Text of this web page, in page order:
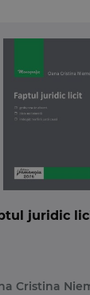
litigii de
dreptului
de
juridic
Cristina